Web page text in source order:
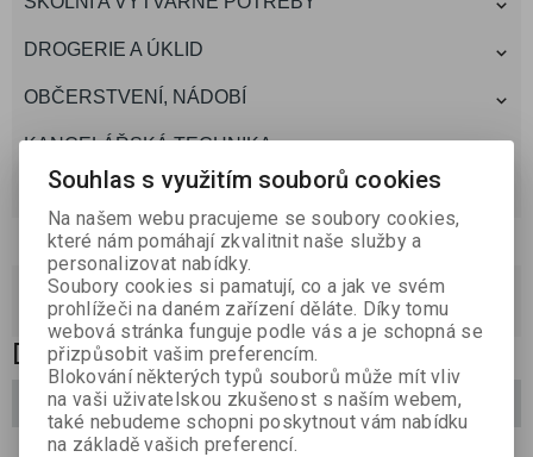
DROGERIE A ÚKLID
OBČERSTVENÍ, NÁDOBÍ
KANCELÁŘSKÁ TECHNIKA
TONERY A CARTRIDGE
Akce,novinky
akce (0)
novinky (0)
DORTOVÉ KRABICE
Filtrovat
Souhlas s využitím souborů cookies
Na našem webu pracujeme se soubory cookies,
které nám pomáhají zkvalitnit naše služby a
personalizovat nabídky.
Soubory cookies si pamatují, co a jak ve svém
prohlížeči na daném zařízení děláte. Díky tomu
webová stránka funguje podle vás a je schopná se
přizpůsobit vašim preferencím.
Blokování některých typů souborů může mít vliv
na vaši uživatelskou zkušenost s naším webem,
také nebudeme schopni poskytnout vám nabídku
na základě vašich preferencí.